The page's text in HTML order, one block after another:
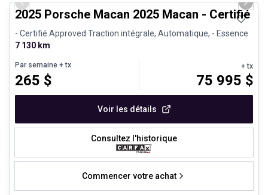
Previous slide Next
2025 Porsche Macan 2025 Macan - Certifié
- Certifié Approved Traction intégrale, Automatique, - Essence
7 130 km
Par semaine + tx
265 $
+ tx
75 995 $
Voir les détails
Consultez l'historique
Commencer votre achat